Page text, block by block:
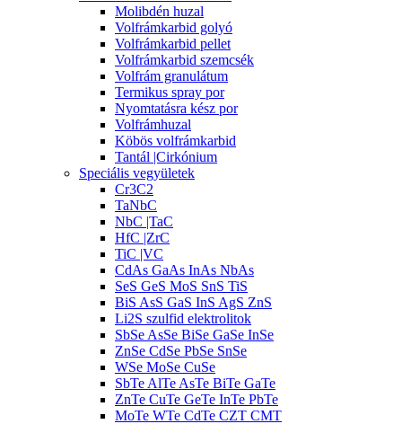
Molibdén huzal
Volfrámkarbid golyó
Volfrámkarbid pellet
Volfrámkarbid szemcsék
Volfrám granulátum
Termikus spray por
Nyomtatásra kész por
Volfrámhuzal
Köbös volfrámkarbid
Tantál |Cirkónium
Speciális vegyületek
Cr3C2
TaNbC
NbC |TaC
HfC |ZrC
TiC |VC
CdAs GaAs InAs NbAs
SeS GeS MoS SnS TiS
BiS AsS GaS InS AgS ZnS
Li2S szulfid elektrolitok
SbSe AsSe BiSe GaSe InSe
ZnSe CdSe PbSe SnSe
WSe MoSe CuSe
SbTe AlTe AsTe BiTe GaTe
ZnTe CuTe GeTe InTe PbTe
MoTe WTe CdTe CZT CMT